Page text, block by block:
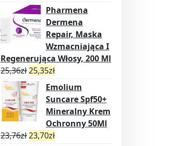
Pharmena
Dermena
Repair, Maska
Wzmacniająca I
Regenerująca Włosy, 200 Ml
25,36zł25,35zł
Emolium
Suncare Spf50+
Mineralny Krem
Ochronny 50Ml
23,76zł23,70zł